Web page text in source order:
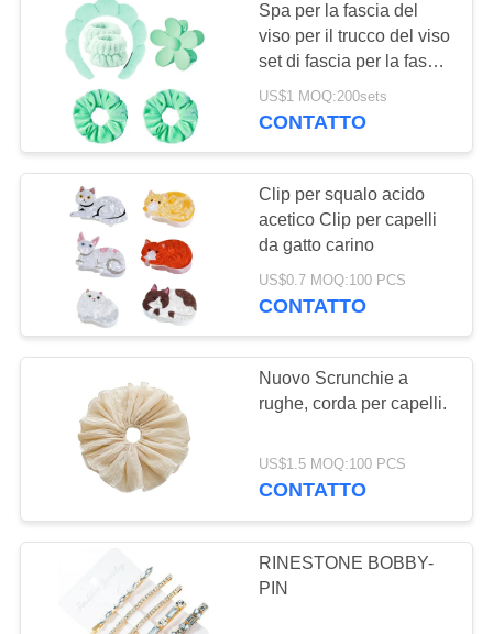
Spa per la fascia del
viso per il trucco del viso
set di fascia per la fascia
6pc
US$1 MOQ:200sets
CONTATTO
Clip per squalo acido
acetico Clip per capelli
da gatto carino
US$0.7 MOQ:100 PCS
CONTATTO
Nuovo Scrunchie a
rughe, corda per capelli.
US$1.5 MOQ:100 PCS
CONTATTO
RINESTONE BOBBY-
PIN